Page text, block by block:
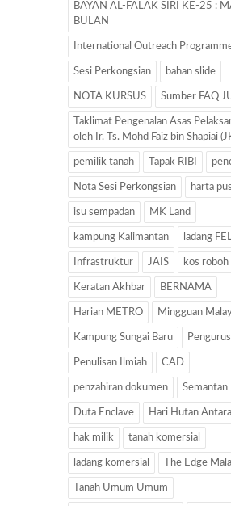
BAYAN AL-FALAK SIRI KE-25 :
BULAN
International Outreach
Sesi Perkongsian bahan slide
NOTA KURSUS Sumber FAQ
Taklimat Pengenalan Asas
oleh Ir. Ts. Mohd Faiz bin Shapiai
pemilik tanah Tapak RIBI
Nota Sesi Perkongsian harta
isu sempadan MK Land
kampung Kalimantan ladang
Infrastruktur JAIS kos roboh
Keratan Akhbar BERNAMA
Harian METRO Mingguan
Kampung Sungai Baru
Penulisan Ilmiah CAD
penzahiran dokumen Semantan
Duta Enclave Hari Hutan
hak milik tanah komersial
ladang komersial The Edge
Tanah Umum Umum